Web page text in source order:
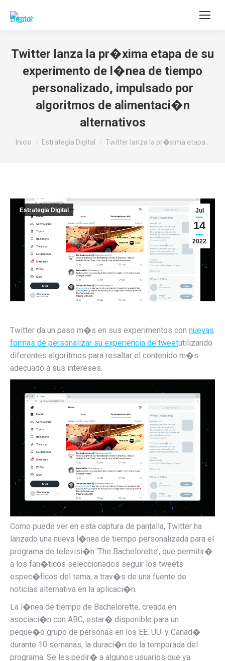
Buscar:
Twitter lanza la pr�xima etapa de su
experimento de l�nea de tiempo
personalizado, impulsado por
algoritmos de alimentaci�n
alternativos
Estás aquí:
Inicio Estrategia Digital Twitter lanza la pr�xima etapa…
Jul
14
2022
Estrategia Digital
Twitter da un paso m�s en sus experimentos con nuevas
formas de personalizar su experiencia de tweetutilizando
diferentes algoritmos para resaltar el contenido m�s
adecuado a sus intereses.
Como puede ver en esta captura de pantalla, Twitter ha
lanzado una nueva l�nea de tiempo personalizada para el
programa de televisi�n ‘The Bachelorette’, que permitir�
a los fan�ticos seleccionados seguir los tweets
espec�ficos del tema, a trav�s de una fuente de
noticias alternativa en la aplicaci�n.
La l�nea de tiempo de Bachelorette, creada en
asociaci�n con ABC, estar� disponible para un
peque�o grupo de personas en los EE. UU. y Canad�
durante 10 semanas, la duraci�n de la temporada del
programa. Se les pedir� a algunos usuarios que ya